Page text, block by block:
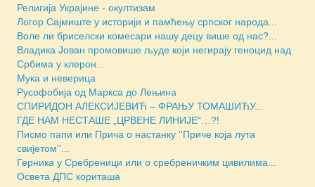
Религија Украјине - окултизам
Логор Сајмиште у историји и памћењу српског народа...
Воле ли бриселски комесари нашу децу више од нас?...
Владика Јован промовише људе који негирају геноцид над
Србима у клерон...
Мука и неверица
Русофобија од Маркса до Лењина
СПИРИДОН АЛЕКСИЈЕВИЋ – ФРАЊУ ТОМАШИЋУ...
ГДЕ НАМ НЕСТАШЕ „ЦРВЕНЕ ЛИНИЈЕ“…?!
Писмо папи или Прича о настанку ''Приче која лута
свијетом''...
Герника у Сребреници или о сребреничким цивилима...
Освета ДПС кориташа